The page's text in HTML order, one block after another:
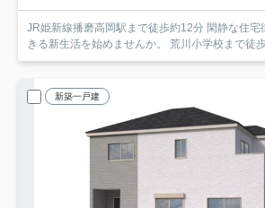
JR姫新線播磨高岡駅まで徒歩約12分 閑静な住宅
きる新生活を始めませんか。 荒川小学校まで徒
新築一戸建